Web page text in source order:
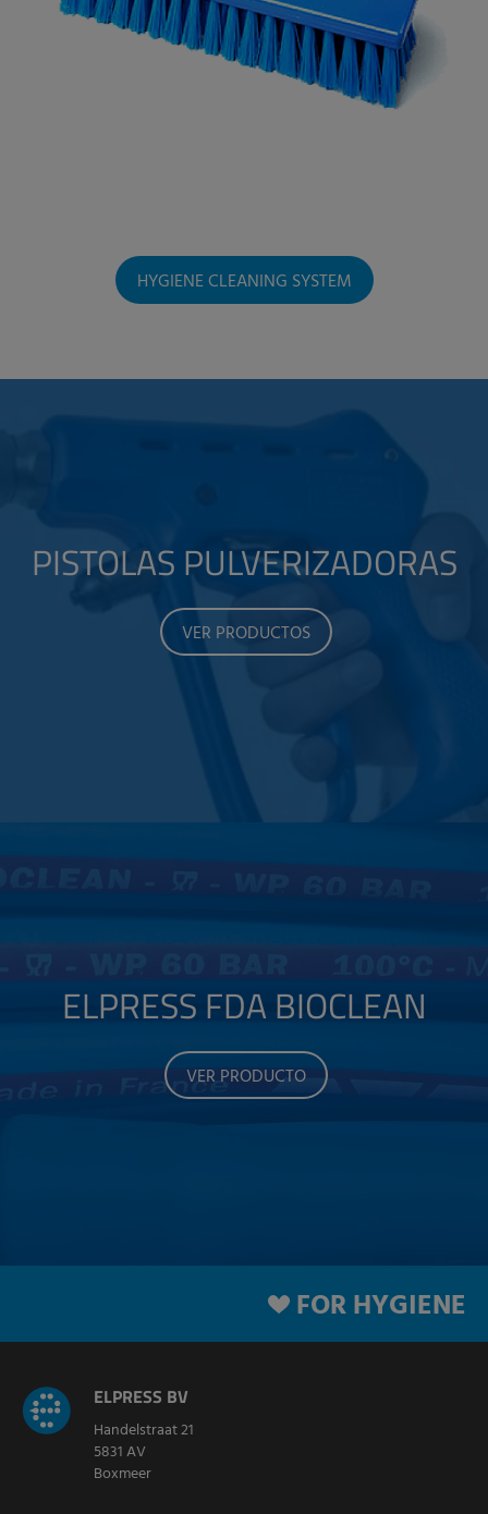
HYGIENE CLEANING SYSTEM
PISTOLAS PULVERIZADORAS
VER PRODUCTOS
ELPRESS FDA BIOCLEAN
VER PRODUCTO
FOR HYGIENE
ELPRESS BV
Handelstraat 21
5831 AV
Boxmeer